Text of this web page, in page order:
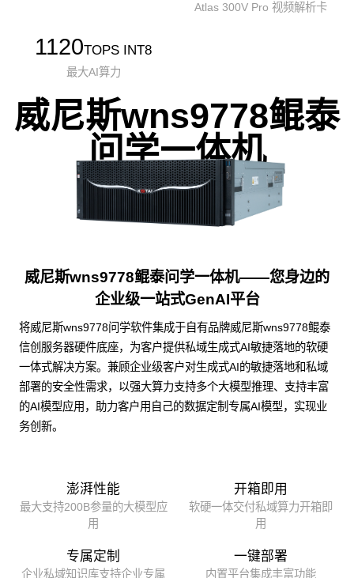
Atlas 300V Pro 视频解析卡
1120TOPS INT8
最大AI算力
威尼斯wns9778鲲泰
问学一体机
威尼斯wns9778鲲泰问学一体机——您身边的
企业级一站式GenAI平台
将威尼斯wns9778问学软件集成于自有品牌威尼斯wns9778鲲泰
信创服务器硬件底座，为客户提供私域生成式AI敏捷落地的软硬
一体式解决方案。兼顾企业级客户对生成式AI的敏捷落地和私域
部署的安全性需求，以强大算力支持多个大模型推理、支持丰富
的AI模型应用，助力客户用自己的数据定制专属AI模型，实现业
务创新。
澎湃性能
最大支持200B参量的大模型应
用
开箱即用
软硬一体交付私域算力开箱即
用
专属定制
企业私域知识库支持企业专属
一键部署
内置平台集成丰富功能